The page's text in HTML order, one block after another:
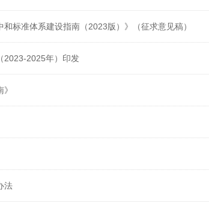
标准体系建设指南（2023版）》（征求意见稿）
2023-2025年）印发
法